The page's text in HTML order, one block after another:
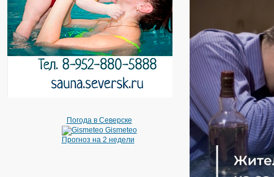
Погода в Северске
Gismeteo
Прогноз на 2 недели